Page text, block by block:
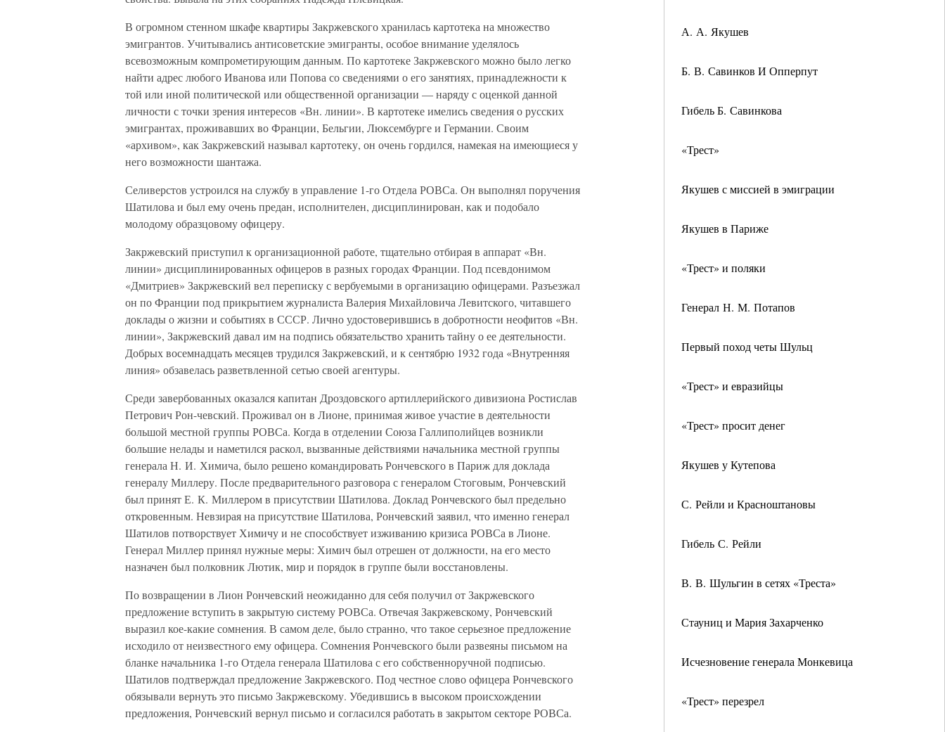
А. А. Якушев
Б. В. Савинков И Опперпут
Гибель Б. Савинкова
«Трест»
Якушев с миссией в эмиграции
Якушев в Париже
«Трест» и поляки
Генерал Н. М. Потапов
Первый поход четы Шульц
«Трест» и евразийцы
«Трест» просит денег
Якушев у Кутепова
С. Рейли и Красноштановы
Гибель С. Рейли
В. В. Шульгин в сетях «Треста»
Стауниц и Мария Захарченко
Исчезновение генерала Монкевица
«Трест» перезрел
В огромном стенном шкафе квартиры Закржевского хранилась картотека на множество
эмигрантов. Учитывались антисоветские эмигранты, особое внимание уделялось
всевозможным компрометирующим данным. По картотеке Закржевского можно было легко
найти адрес любого Иванова или Попова со сведениями о его занятиях, принадлежности к
той или иной политической или общественной организации — наряду с оценкой данной
личности с точки зрения интересов «Вн. линии». В картотеке имелись сведения о русских
эмигрантах, проживавших во Франции, Бельгии, Люксембурге и Германии. Своим
«архивом», как Закржевский называл картотеку, он очень гордился, намекая на имеющиеся у
него возможности шантажа.
Селиверстов устроился на службу в управление 1-го Отдела РОВСа. Он выполнял поручения
Шатилова и был ему очень предан, исполнителен, дисциплинирован, как и подобало
молодому образцовому офицеру.
Закржевский приступил к организационной работе, тщательно отбирая в аппарат «Вн.
линии» дисциплинированных офицеров в разных городах Франции. Под псевдонимом
«Дмитриев» Закржевский вел переписку с вербуемыми в организацию офицерами. Разъезжал
он по Франции под прикрытием журналиста Валерия Михайловича Левитского, читавшего
доклады о жизни и событиях в СССР. Лично удостоверившись в добротности неофитов «Вн.
линии», Закржевский давал им на подпись обязательство хранить тайну о ее деятельности.
Добрых восемнадцать месяцев трудился Закржевский, и к сентябрю 1932 года «Внутренняя
линия» обзавелась разветвленной сетью своей агентуры.
Среди завербованных оказался капитан Дроздовского артиллерийского дивизиона Ростислав
Петрович Рон-чевский. Проживал он в Лионе, принимая живое участие в деятельности
большой местной группы РОВСа. Когда в отделении Союза Галлиполийцев возникли
большие нелады и наметился раскол, вызванные действиями начальника местной группы
генерала Н. И. Химича, было решено командировать Рончевского в Париж для доклада
генералу Миллеру. После предварительного разговора с генералом Стоговым, Рончевский
был принят Е. К. Миллером в присутствии Шатилова. Доклад Рончевского был предельно
откровенным. Невзирая на присутствие Шатилова, Рончевский заявил, что именно генерал
Шатилов потворствует Химичу и не способствует изживанию кризиса РОВСа в Лионе.
Генерал Миллер принял нужные меры: Химич был отрешен от должности, на его место
назначен был полковник Лютик, мир и порядок в группе были восстановлены.
По возвращении в Лион Рончевский неожиданно для себя получил от Закржевского
предложение вступить в закрытую систему РОВСа. Отвечая Закржевскому, Рончевский
выразил кое-какие сомнения. В самом деле, было странно, что такое серьезное предложение
исходило от неизвестного ему офицера. Сомнения Рончевского были развеяны письмом на
бланке начальника 1-го Отдела генерала Шатилова с его собственноручной подписью.
Шатилов подтверждал предложение Закржевского. Под честное слово офицера Рончевского
обязывали вернуть это письмо Закржевскому. Убедившись в высоком происхождении
предложения, Рончевский вернул письмо и согласился работать в закрытом секторе РОВСа.